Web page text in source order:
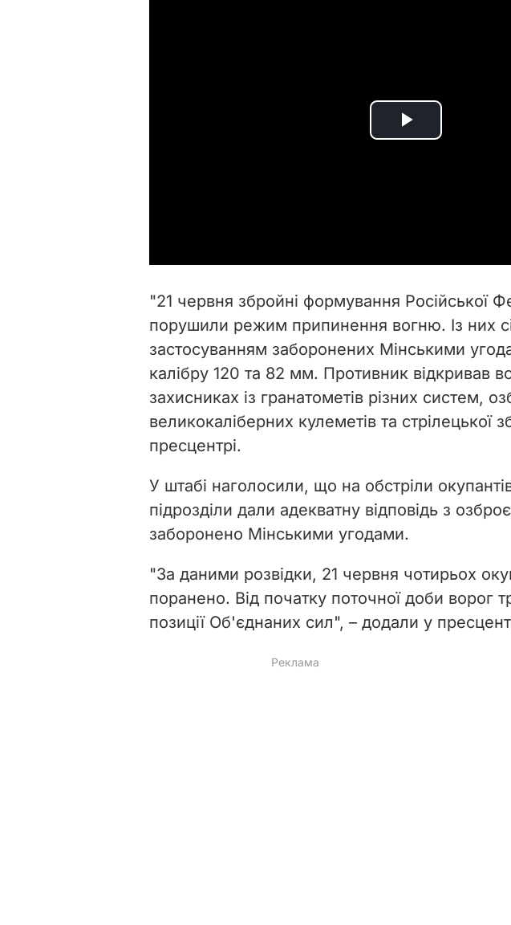
P
i
d
e
o
"21 червня збройні формування Російської
порушили режим припинення вогню. Із них
застосуванням заборонених Мінськими
калібру 120 та 82 мм. Противник відкривав
захисниках із гранатометів різних систем,
великокаліберних кулеметів та стрілецької
пресцентрі.
У штабі наголосили, що на обстріли
підрозділи дали адекватну відповідь з
заборонено Мінськими угодами.
"За даними розвідки, 21 червня чотирьох
поранено. Від початку поточної доби ворог
позиції Об'єднаних сил", – додали у